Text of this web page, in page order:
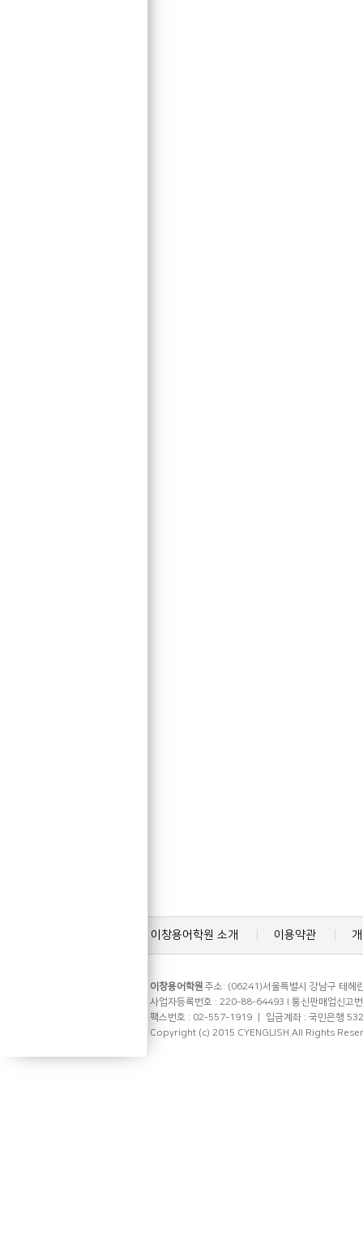
이창용어학원 소개 이용약관
이창용어학원 주소: (06241)서울특별시 강남구 테헤
사업자등록번호 : 220-88-64493 l 통신판매업신고
팩스번호 : 02-557-1919 ㅣ 입금계좌 : 국민은행
Copyright (c) 2015 CYENGLISH.All Rights